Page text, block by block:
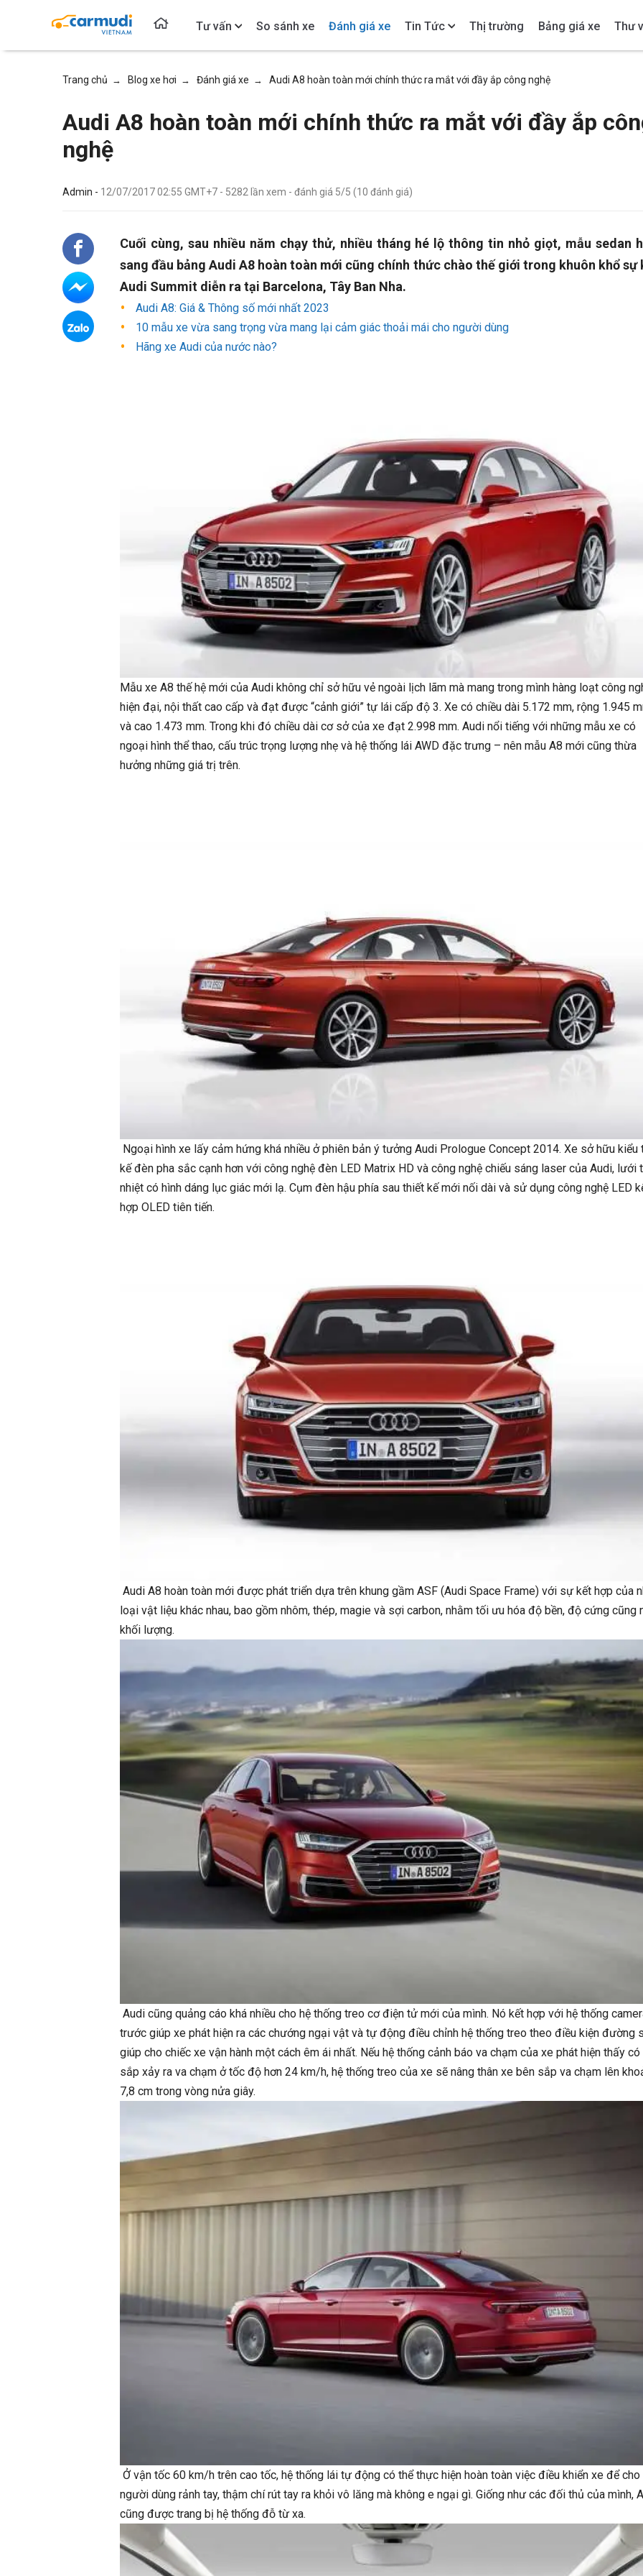
Tư vấn So sánh xe Đánh giá xe Tin Tức Thị trường Bảng giá xe Thư
Trang chủ → Blog xe hơi → Đánh giá xe → Audi A8 hoàn toàn mới chính thức ra mắt với đầy ắp công nghệ
Audi A8 hoàn toàn mới chính thức ra mắt với đầy ắp
nghệ
Admin - 12/07/2017 02:55 GMT+7 - 5282 lần xem - đánh giá 5/5 (10 đánh giá)
Cuối cùng, sau nhiều năm chạy thử, nhiều tháng hé lộ thông tin nhỏ giọt, mẫu sedan
sang đầu bảng Audi A8 hoàn toàn mới cũng chính thức chào thế giới trong khuôn khổ sự
Audi Summit diễn ra tại Barcelona, Tây Ban Nha.
Audi A8: Giá & Thông số mới nhất 2023
10 mẫu xe vừa sang trọng vừa mang lại cảm giác thoải mái cho người dùng
Hãng xe Audi của nước nào?
Mẫu xe A8 thế hệ mới của Audi không chỉ sở hữu vẻ ngoài lịch lãm mà mang trong mình hàng loạt công
hiện đại, nội thất cao cấp và đạt được “cảnh giới” tự lái cấp độ 3. Xe có chiều dài 5.172 mm, rộng 1.945
và cao 1.473 mm. Trong khi đó chiều dài cơ sở của xe đạt 2.998 mm. Audi nổi tiếng với những mẫu xe có
ngoại hình thể thao, cấu trúc trọng lượng nhẹ và hệ thống lái AWD đặc trưng – nên mẫu A8 mới cũng thừa
hưởng những giá trị trên.
Ngoại hình xe lấy cảm hứng khá nhiều ở phiên bản ý tưởng Audi Prologue Concept 2014. Xe sở hữu kiểu
kế đèn pha sắc cạnh hơn với công nghệ đèn LED Matrix HD và công nghệ chiếu sáng laser của Audi, lưới
nhiệt có hình dáng lục giác mới lạ. Cụm đèn hậu phía sau thiết kế mới nối dài và sử dụng công nghệ LED
hợp OLED tiên tiến.
Audi A8 hoàn toàn mới được phát triển dựa trên khung gầm ASF (Audi Space Frame) với sự kết hợp của
loại vật liệu khác nhau, bao gồm nhôm, thép, magie và sợi carbon, nhằm tối ưu hóa độ bền, độ cứng cũng
khối lượng.
Audi cũng quảng cáo khá nhiều cho hệ thống treo cơ điện tử mới của mình. Nó kết hợp với hệ thống
trước giúp xe phát hiện ra các chướng ngại vật và tự động điều chỉnh hệ thống treo theo điều kiện đường
giúp cho chiếc xe vận hành một cách êm ái nhất. Nếu hệ thống cảnh báo va chạm của xe phát hiện thấy có
sắp xảy ra va chạm ở tốc độ hơn 24 km/h, hệ thống treo của xe sẽ nâng thân xe bên sắp va chạm lên
7,8 cm trong vòng nửa giây.
Ở vận tốc 60 km/h trên cao tốc, hệ thống lái tự động có thể thực hiện hoàn toàn việc điều khiển xe để cho
người dùng rảnh tay, thậm chí rút tay ra khỏi vô lăng mà không e ngại gì. Giống như các đối thủ của mình,
cũng được trang bị hệ thống đỗ từ xa.